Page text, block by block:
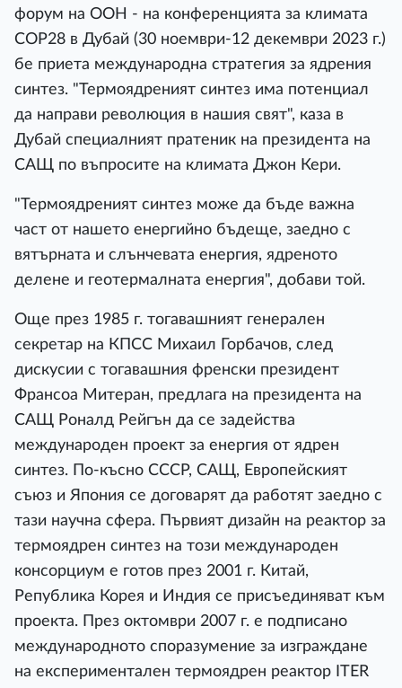
форум на ООН - на конференцията за климата
COP28 в Дубай (30 ноември-12 декември 2023 г.)
бе приета международна стратегия за ядрения
синтез. "Термоядреният синтез има потенциал
да направи революция в нашия свят", каза в
Дубай специалният пратеник на президента на
САЩ по въпросите на климата Джон Кери.
"Термоядреният синтез може да бъде важна
част от нашето енергийно бъдеще, заедно с
вятърната и слънчевата енергия, ядреното
делене и геотермалната енергия", добави той.
Още през 1985 г. тогавашният генерален
секретар на КПСС Михаил Горбачов, след
дискусии с тогавашния френски президент
Франсоа Митеран, предлага на президента на
САЩ Роналд Рейгън да се задейства
международен проект за енергия от ядрен
синтез. По-късно СССР, САЩ, Европейският
съюз и Япония се договарят да работят заедно с
тази научна сфера. Първият дизайн на реактор за
термоядрен синтез на този международен
консорциум е готов през 2001 г. Китай,
Република Корея и Индия се присъединяват към
проекта. През октомври 2007 г. е подписано
международното споразумение за изграждане
на експериментален термоядрен реактор ITER